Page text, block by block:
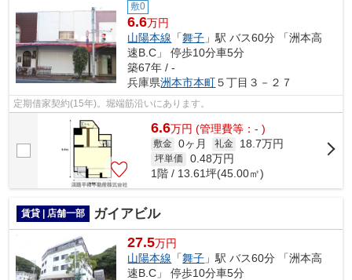
敷0
6.6万円
山陽本線 「舞子 」駅 バス60分 「洲本高
速B.C」 停歩10分車5分
築67年 / -
兵庫県洲本市本町５丁目３－２７
定期借家契約(15年)。堀端筋沿いにあります。
6.6万円 (管理費等：- )
敷金 0ヶ月 礼金 18.7万円
坪単価 0.48万円
1階 / 13.61坪(45.00㎡)
賃貸 | 店舗一部 ガイアビル
27.5万円
山陽本線 「舞子 」駅 バス60分 「洲本高
速B.C」 停歩10分車5分